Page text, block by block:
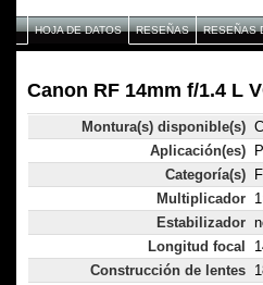
HOJA DE DATOS RESEÑAS RESEÑAS
Canon RF 14mm f/1.4 L
Montura(s) disponible(s)
Aplicación(es)
Categoría(s)
Multiplicador
Estabilizador
Longitud focal
Construcción de lentes